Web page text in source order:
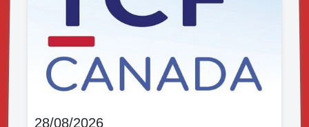
28/08/2026